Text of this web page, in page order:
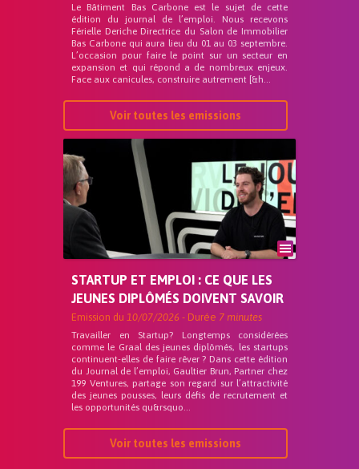
Le Bâtiment Bas Carbone est le sujet de cette
édition du journal de l’emploi. Nous recevons
Férielle Deriche Directrice du Salon de Immobilier
Bas Carbone qui aura lieu du 01 au 03 septembre.
L’occasion pour faire le point sur un secteur en
expansion et qui répond a de nombreux enjeux.
Face aux canicules, construire autrement [&h...
Voir toutes les emissions
STARTUP ET EMPLOI : CE QUE LES
JEUNES DIPLÔMÉS DOIVENT SAVOIR
Emission du 10/07/2026 - Durée 7 minutes
Travailler en Startup? Longtemps considérées
comme le Graal des jeunes diplômés, les startups
continuent-elles de faire rêver ? Dans cette édition
du Journal de l’emploi, Gaultier Brun, Partner chez
199 Ventures, partage son regard sur l’attractivité
des jeunes pousses, leurs défis de recrutement et
les opportunités qu&rsquo...
Voir toutes les emissions